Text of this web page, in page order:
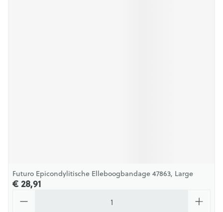
Futuro Epicondylitische Elleboogbandage 47863, Large
€ 28,91